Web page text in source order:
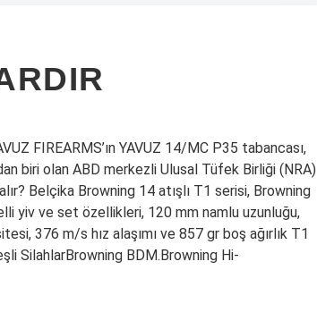
FIREARMS’ın YAVUZ 14/MC P35 tabancası,
biri olan ABD merkezli Ulusal Tüfek Birliği (NRA)
Belçika Browning 14 atışlı T1 serisi, Browning
yiv ve set özellikleri, 120 mm namlu uzunluğu,
376 m/s hız alaşımı ve 857 gr boş ağırlık T1
SilahlarBrowning BDM.Browning Hi-